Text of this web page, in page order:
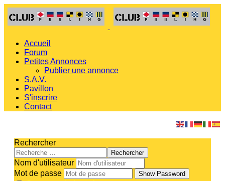
Accueil
Forum
Petites Annonces
Publier une annonce
S.A.V.
Pavillon
S'inscrire
Contact
Rechercher
Rechercher
Nom d'utilisateur
Mot de passe
Show Password